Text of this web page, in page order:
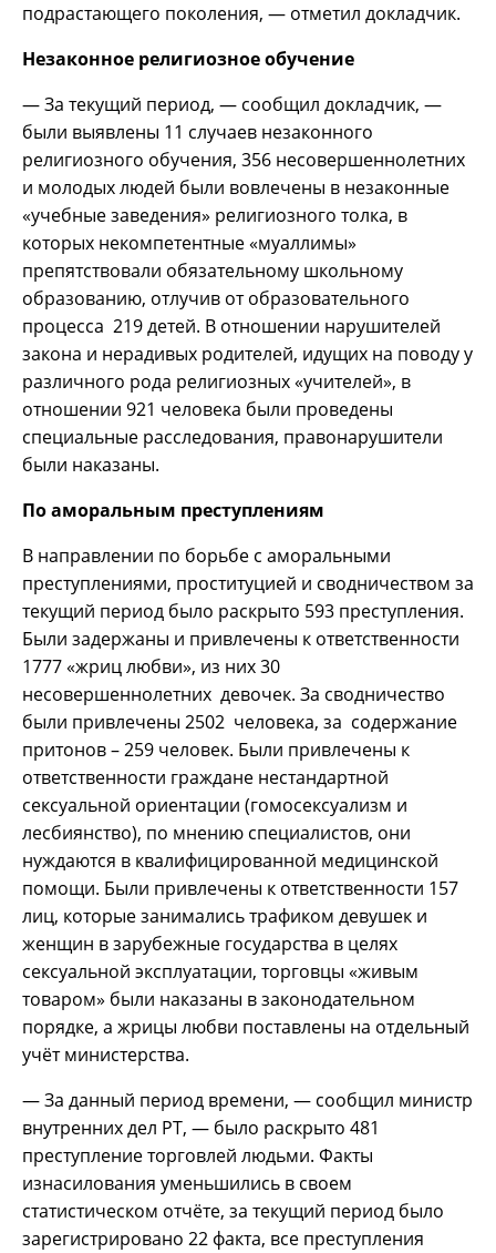
подрастающего поколения, — отметил докладчик.
Незаконное религиозное обучение
— За текущий период, — сообщил докладчик, —
были выявлены 11 случаев незаконного
религиозного обучения, 356 несовершеннолетних
и молодых людей были вовлечены в незаконные
«учебные заведения» религиозного толка, в
которых некомпетентные «муаллимы»
препятствовали обязательному школьному
образованию, отлучив от образовательного
процесса 219 детей. В отношении нарушителей
закона и нерадивых родителей, идущих на поводу у
различного рода религиозных «учителей», в
отношении 921 человека были проведены
специальные расследования, правонарушители
были наказаны.
По аморальным преступлениям
В направлении по борьбе с аморальными
преступлениями, проституцией и сводничеством за
текущий период было раскрыто 593 преступления.
Были задержаны и привлечены к ответственности
1777 «жриц любви», из них 30
несовершеннолетних девочек. За сводничество
были привлечены 2502 человека, за содержание
притонов – 259 человек. Были привлечены к
ответственности граждане нестандартной
сексуальной ориентации (гомосексуализм и
лесбиянство), по мнению специалистов, они
нуждаются в квалифицированной медицинской
помощи. Были привлечены к ответственности 157
лиц, которые занимались трафиком девушек и
женщин в зарубежные государства в целях
сексуальной эксплуатации, торговцы «живым
товаром» были наказаны в законодательном
порядке, а жрицы любви поставлены на отдельный
учёт министерства.
— За данный период времени, — сообщил министр
внутренних дел РТ, — было раскрыто 481
преступление торговлей людьми. Факты
изнасилования уменьшились в своем
статистическом отчёте, за текущий период было
зарегистрировано 22 факта, все преступления